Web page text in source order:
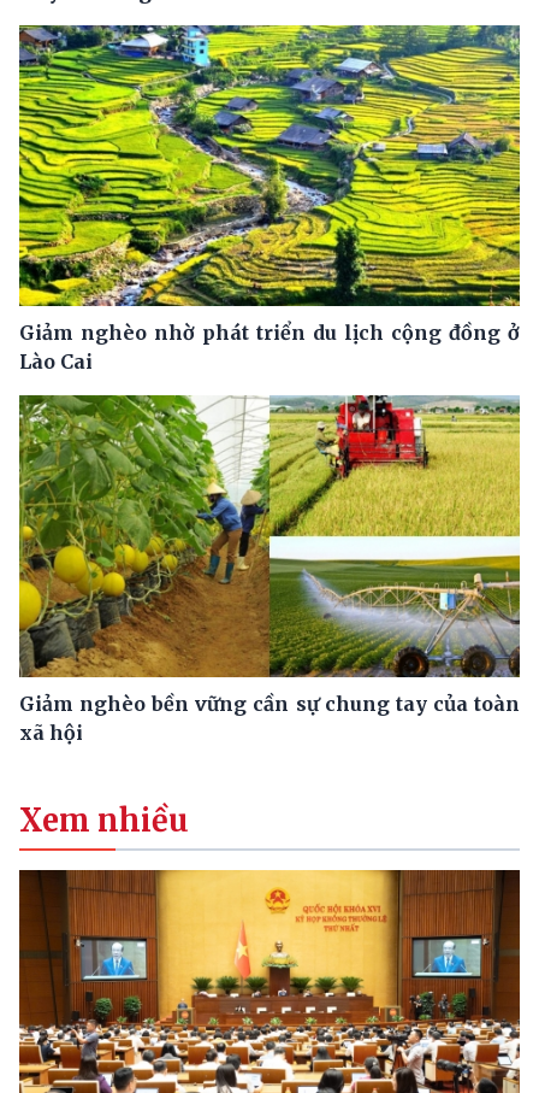
Giảm nghèo nhờ phát triển du lịch cộng đồng ở
Lào Cai
Giảm nghèo bền vững cần sự chung tay của toàn
xã hội
Xem nhiều